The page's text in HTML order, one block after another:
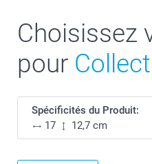
Choisissez
pour
Spécificités du Produit:
17
12,7 cm